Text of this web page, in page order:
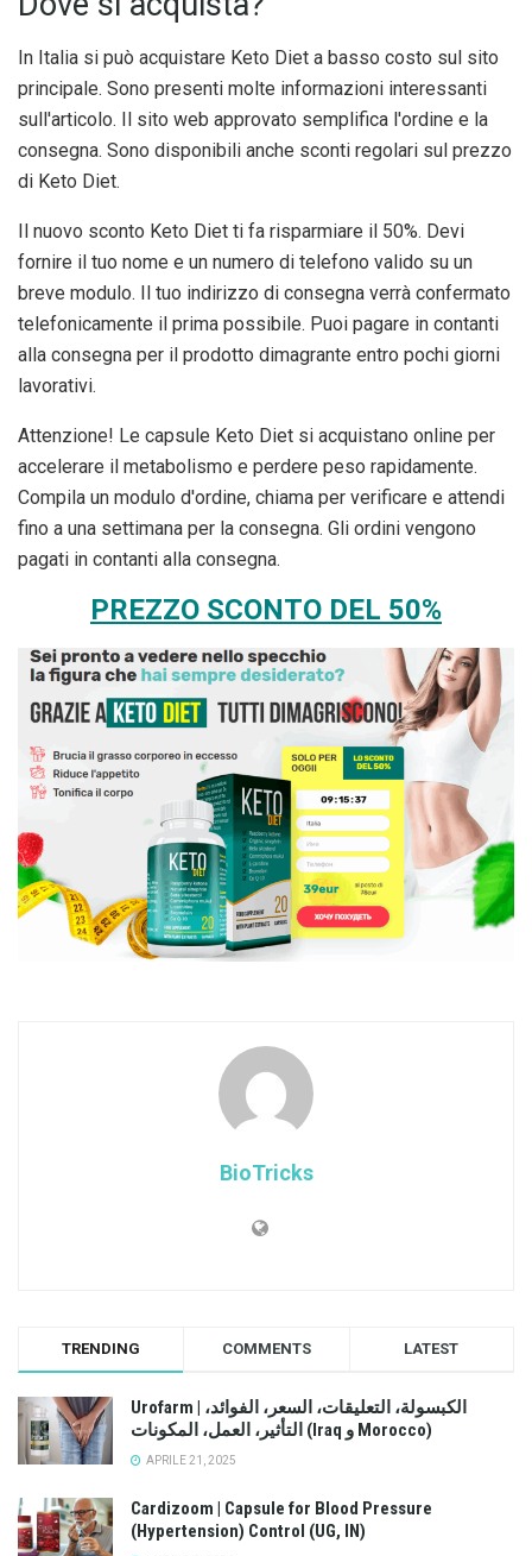
In Italia si può acquistare Keto Diet a basso costo sul sito
principale. Sono presenti molte informazioni interessanti
sull'articolo. Il sito web approvato semplifica l'ordine e la
consegna. Sono disponibili anche sconti regolari sul prezzo
di Keto Diet.
Il nuovo sconto Keto Diet ti fa risparmiare il 50%. Devi
fornire il tuo nome e un numero di telefono valido su un
breve modulo. Il tuo indirizzo di consegna verrà confermato
telefonicamente il prima possibile. Puoi pagare in contanti
alla consegna per il prodotto dimagrante entro pochi giorni
lavorativi.
Attenzione! Le capsule Keto Diet si acquistano online per
accelerare il metabolismo e perdere peso rapidamente.
Compila un modulo d'ordine, chiama per verificare e attendi
fino a una settimana per la consegna. Gli ordini vengono
pagati in contanti alla consegna.
PREZZO SCONTO DEL 50%
BioTricks
TRENDING COMMENTS LATEST
Urofarm | الكبسولة، التعليقات، السعر، الفوائد،
التأثير، العمل، المكونات (Iraq و Morocco)
APRILE 21, 2025
Cardizoom | Capsule for Blood Pressure
(Hypertension) Control (UG, IN)